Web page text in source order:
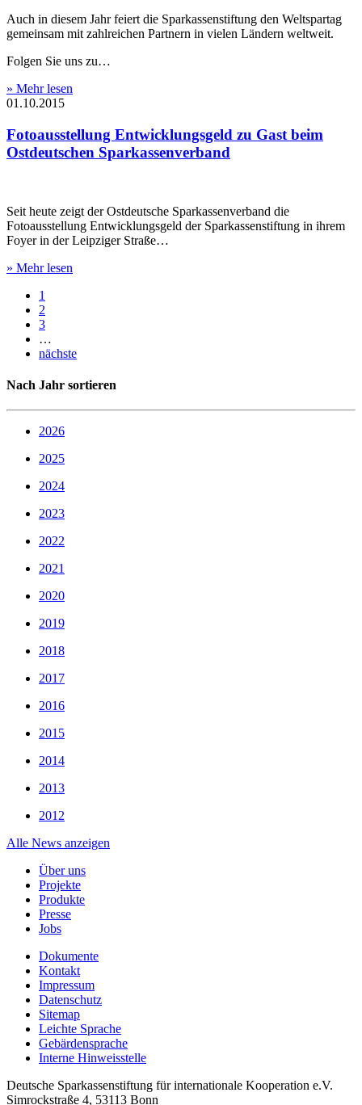
Auch in diesem Jahr feiert die Sparkassenstiftung den Weltspartag
gemeinsam mit zahlreichen Partnern in vielen Ländern weltweit.
Folgen Sie uns zu…
» Mehr lesen
01.10.2015
Fotoausstellung Entwicklungsgeld zu Gast beim
Ostdeutschen Sparkassenverband
Seit heute zeigt der Ostdeutsche Sparkassenverband die
Fotoausstellung Entwicklungsgeld der Sparkassenstiftung in ihrem
Foyer in der Leipziger Straße…
» Mehr lesen
1
2
3
…
nächste
Nach Jahr sortieren
2026
2025
2024
2023
2022
2021
2020
2019
2018
2017
2016
2015
2014
2013
2012
Alle News anzeigen
Über uns
Projekte
Produkte
Presse
Jobs
Dokumente
Kontakt
Impressum
Datenschutz
Sitemap
Leichte Sprache
Gebärdensprache
Interne Hinweisstelle
Deutsche Sparkassenstiftung für internationale Kooperation e.V.
Simrockstraße 4, 53113 Bonn